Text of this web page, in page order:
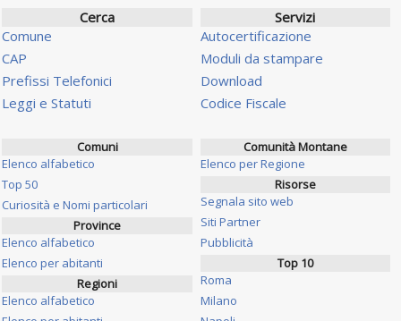
Cerca
Comune
CAP
Prefissi Telefonici
Leggi e Statuti
Servizi
Autocertificazione
Moduli da stampare
Download
Codice Fiscale
Comuni
Elenco alfabetico
Top 50
Curiosità e Nomi particolari
Province
Elenco alfabetico
Elenco per abitanti
Regioni
Elenco alfabetico
Comunità Montane
Elenco per Regione
Risorse
Segnala sito web
Siti Partner
Pubblicità
Top 10
Roma
Milano